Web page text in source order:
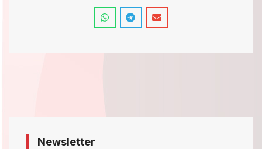
Newsletter